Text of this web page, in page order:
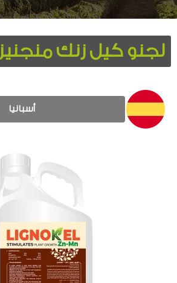
لجنو كيل زنك منجنيز
أسبانيا